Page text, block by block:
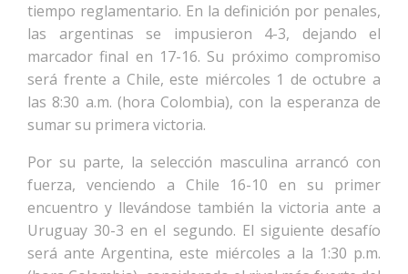
tiempo reglamentario. En la definición por penales,
las argentinas se impusieron 4-3, dejando el
marcador final en 17-16. Su próximo compromiso
será frente a Chile, este miércoles 1 de octubre a
las 8:30 a.m. (hora Colombia), con la esperanza de
sumar su primera victoria.
Por su parte, la selección masculina arrancó con
fuerza, venciendo a Chile 16-10 en su primer
encuentro y llevándose también la victoria ante a
Uruguay 30-3 en el segundo. El siguiente desafío
será ante Argentina, este miércoles a la 1:30 p.m.